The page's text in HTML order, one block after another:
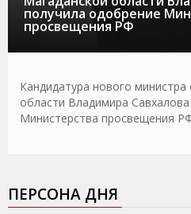
получила одобрение
просвещения РФ
Кандидатура нового
области Владимира
Министерства просвещения
ПЕРСОНА ДНЯ